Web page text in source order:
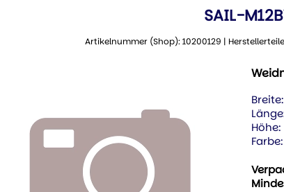
SAIL-
Artikelnummer (Shop): 10200129 |
Breite:
Höhe:
Farbe: